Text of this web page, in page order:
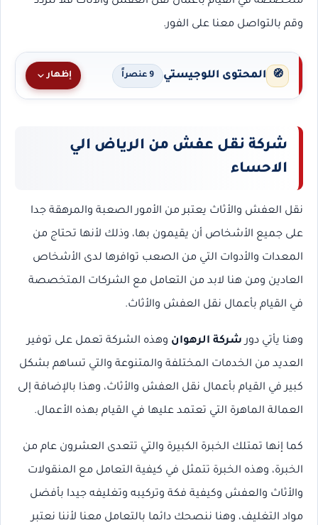
وقم بالتواصل معنا على الفور.
🧭 المحتوى اللوجيستي 9 عنصراً إظهار
شركة نقل عفش من الرياض الي
الاحساء
نقل العفش والأثاث يعتبر من الأمور الصعبة والمرهقة جدا
على جميع الأشخاص أن يقيمون بها، وذلك لأنها تحتاج من
المعدات والأدوات التي من الصعب توافرها لدى الأشخاص
العادين ومن هنا لابد من التعامل مع الشركات المتخصصة
في القيام بأعمال نقل العفش والأثاث.
وهنا يأتي دور شركة الرهوان وهذه الشركة تعمل على توفير
العديد من الخدمات المختلفة والمتنوعة والتي تساهم بشكل
كبير في القيام بأعمال نقل العفش والأثاث، وهذا بالإضافة إلى
العمالة الماهرة التي تعتمد عليها في القيام بهذه الأعمال.
كما إنها تمتلك الخبرة الكبيرة والتي تتعدى العشرون عام من
الخبرة، وهذه الخبرة تتمثل في كيفية التعامل مع المنقولات
والأثاث والعفش وكيفية فكة وتركيبه وتغليفه جيدا بأفضل
مواد التغليف، وهنا ننصحك دائما بالتعامل معنا لأننا نعتبر